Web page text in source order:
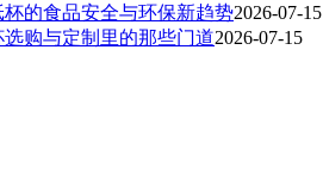
的食品安全与环保新趋势2026-07-15
购与定制里的那些门道2026-07-15